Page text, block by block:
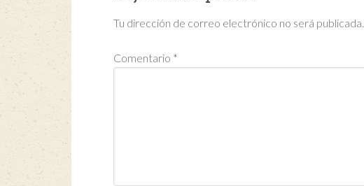
Tu dirección de correo electrónico no será publicada.
Comentario *